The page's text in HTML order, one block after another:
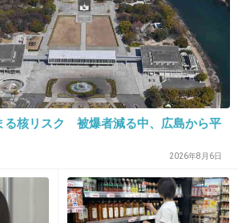
毎月美容院･･･しかもどう切りたい
て切ってもらってます
+10 -10
っと近所の知り合いの床屋さん
かな？そろそろまた行かなきゃ
+8 -2
核リスク 被爆者減る中、広島から平
2026年8月6日